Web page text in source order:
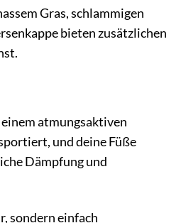
Gras, schlammigen
bieten zusätzlichen
atmungsaktiven
und deine Füße
Dämpfung und
sondern einfach